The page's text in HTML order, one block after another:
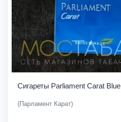
Сигареты Parliament Carat Blue
(Парламент Карат)